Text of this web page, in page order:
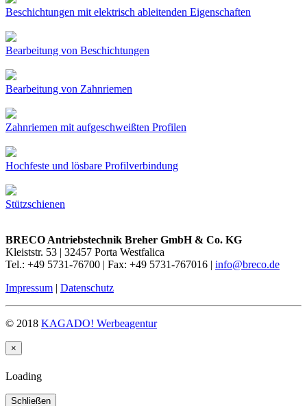
Beschichtungen mit elektrisch ableitenden Eigenschaften
Bearbeitung von Beschichtungen
Bearbeitung von Zahnriemen
Zahnriemen mit aufgeschweißten Profilen
Hochfeste und lösbare Profilverbindung
Stützschienen
BRECO Antriebstechnik Breher GmbH & Co. KG
Kleiststr. 53 | 32457 Porta Westfalica
Tel.: +49 5731-76700 | Fax: +49 5731-767016 | info@breco.de
Impressum
Datenschutz
© 2018 KAGADO! Werbeagentur
×
Loading
Schließen